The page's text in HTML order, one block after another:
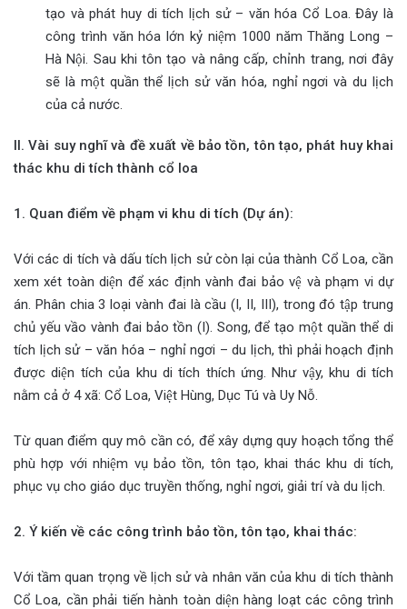
tạo và phát huy di tích lịch sử – văn hóa Cổ Loa. Đây là
công trình văn hóa lớn kỷ niệm 1000 năm Thăng Long –
Hà Nội. Sau khi tôn tạo và nâng cấp, chỉnh trang, nơi đây
sẽ là một quần thể lịch sử văn hóa, nghỉ ngơi và du lịch
của cả nước.
II. Vài suy nghĩ và đề xuất về bảo tồn, tôn tạo, phát huy khai
thác khu di tích thành cổ loa
1. Quan điểm về phạm vi khu di tích (Dự án):
Với các di tích và dấu tích lịch sử còn lại của thành Cổ Loa, cần
xem xét toàn diện để xác định vành đai bảo vệ và phạm vi dự
án. Phân chia 3 loại vành đai là cầu (I, II, III), trong đó tập trung
chủ yếu vầo vành đai bảo tồn (I). Song, để tạo một quần thể di
tích lịch sử – văn hóa – nghỉ ngơi – du lịch, thì phải hoạch định
được diện tích của khu di tích thích ứng. Như vậy, khu di tích
nằm cả ở 4 xã: Cổ Loa, Việt Hùng, Dục Tú và Uy Nỗ.
Từ quan điểm quy mô cần có, để xây dựng quy hoạch tổng thể
phù hợp với nhiệm vụ bảo tồn, tôn tạo, khai thác khu di tích,
phục vụ cho giáo dục truyền thống, nghỉ ngơi, giải trí và du lịch.
2. Ý kiến về các công trình bảo tồn, tôn tạo, khai thác:
Với tầm quan trọng về lịch sử và nhân văn của khu di tích thành
Cổ Loa, cần phải tiến hành toàn diện hàng loạt các công trình